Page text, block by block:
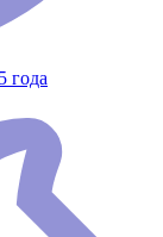
года